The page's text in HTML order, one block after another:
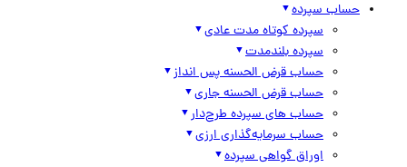
حساب سپرده
سپرده کوتاه مدت عادی
سپرده بلندمدت
حساب قرض الحسنه پس انداز
حساب قرض الحسنه جاری
حساب های سپرده طرح‌دار
حساب سرمایه‌گذاری ارزی
اوراق گواهی سپرده